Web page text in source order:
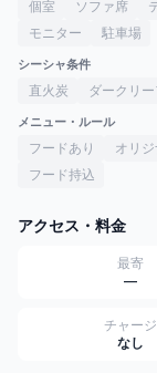
個室 ソファ席
モニター
駐車場
シーシャ条件
直火炭 ダークリー
メニュー・ルール
フードあり オリ
フード持込
アクセス・料金
最寄
—
チャージ
なし